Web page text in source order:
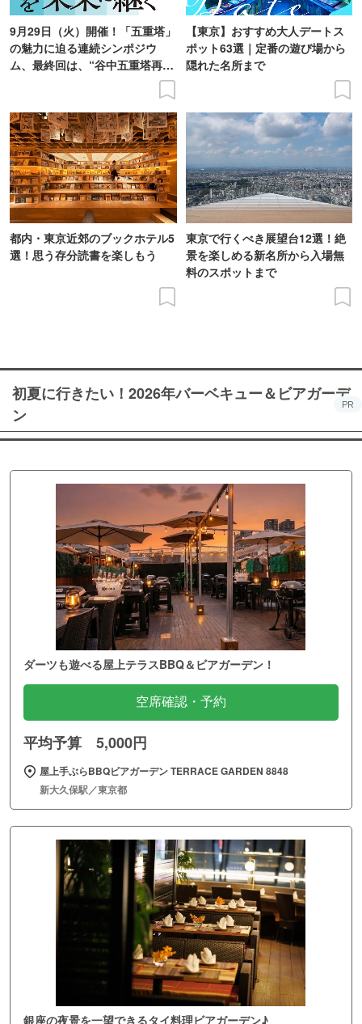
9月29日（火）開催！「五重塔」
の魅力に迫る連続シンポジウ
ム、最終回は、“谷中五重塔再建
【東京】おすすめ大人デートス
ポット63選｜定番の遊び場から
隠れた名所まで
都内・東京近郊のブックホテル5
選！思う存分読書を楽しもう
東京で行くべき展望台12選！絶
景を楽しめる新名所から入場無
料のスポットまで
初夏に行きたい！2026年バーベキュー＆ビアガーデ
ン
PR
ダーツも遊べる屋上テラスBBQ＆ビアガーデン！
空席確認・予約
平均予算 5,000円
屋上手ぶらBBQビアガーデン TERRACE GARDEN 8848
新大久保駅／東京都
銀座の夜景を一望できるタイ料理ビアガーデン♪